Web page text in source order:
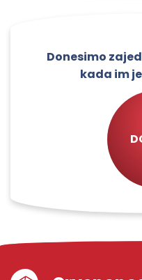
Donesimo
kada im